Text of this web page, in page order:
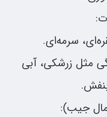
سرمه‌ای.
مثل زرشکی، آبی
جیب):